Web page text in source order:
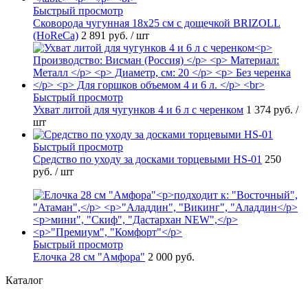
Быстрый просмотр
Сковорода чугунная 18х25 см с дощечкой BRIZOLL
(HoReCa) 2 891 руб. / шт
Быстрый просмотр
Ухват литой для чугунков 4 и 6 л с черенком 1 374 руб. /
шт
Быстрый просмотр
Средство по уходу за досками торцевыми HS-01 250
руб. / шт
Быстрый просмотр
Елочка 28 см "Амфора" 2 000 руб.
Каталог